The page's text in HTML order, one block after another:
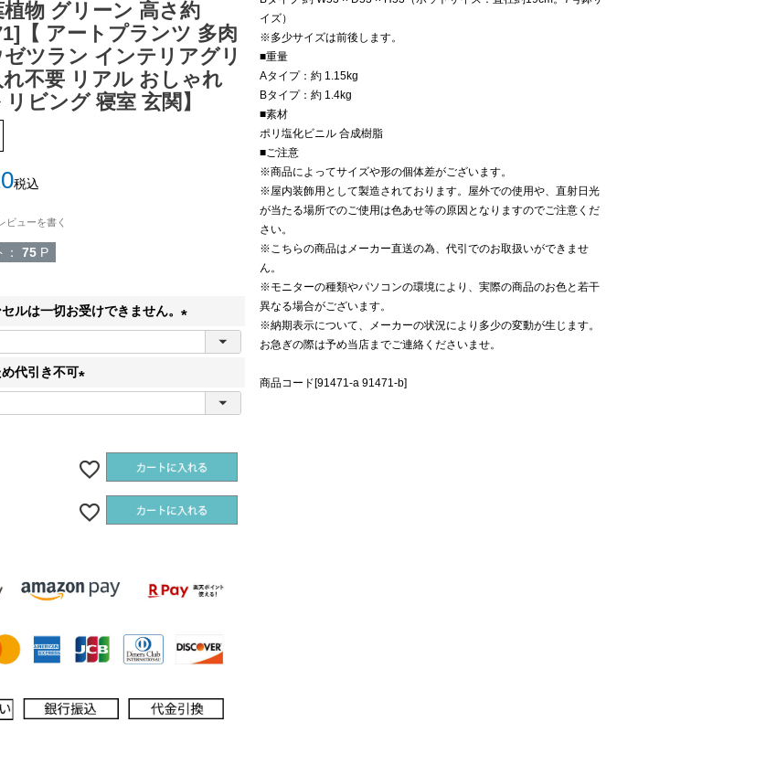
物 グリーン 高さ約
【 アートプランツ 多肉
ツラン インテリアグリ
不要 リアル おしゃれ
ビング 寝室 玄関】
税込
ビューを書く
75 P
ルは一切お受けできません。
代引き不可
)
イズ）
※多少サイズは前後します。
■重量
Aタイプ：約 1.15kg
Bタイプ：約 1.4kg
■素材
ポリ塩化ビニル 合成樹脂
■ご注意
※商品によってサイズや形の個体差がございます。
※屋内装飾用として製造されております。屋外での使用や、直射日光
が当たる場所でのご使用は色あせ等の原因となりますのでご注意くだ
さい。
※こちらの商品はメーカー直送の為、代引でのお取扱いができませ
ん。
※モニターの種類やパソコンの環境により、実際の商品のお色と若干
異なる場合がございます。
※納期表示について、メーカーの状況により多少の変動が生じます。
お急ぎの際は予め当店までご連絡くださいませ。
商品コード[91471-a 91471-b]